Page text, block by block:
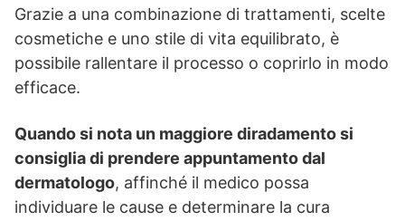
Grazie a una combinazione di trattamenti, scelte
cosmetiche e uno stile di vita equilibrato, è
possibile rallentare il processo o coprirlo in modo
efficace.
Quando si nota un maggiore diradamento si
consiglia di prendere appuntamento dal
dermatologo, affinché il medico possa
individuare le cause e determinare la cura